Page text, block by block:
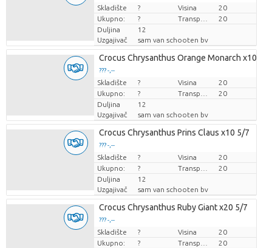
Cijena po komadu
Skladište ? Visina
20
Ukupno:
?
20
Duljina
12
Uzgajivač
sam van schooten bv
Crocus Chrysanthus Orange Monarch x10 5/7
??? -,--
Cijena po komadu
Skladište ? Visina
20
Ukupno:
?
20
Duljina
12
Uzgajivač
sam van schooten bv
Crocus Chrysanthus Prins Claus x10 5/7
??? -,--
Cijena po komadu
Skladište ? Visina
20
Ukupno:
?
20
Duljina
12
Uzgajivač
sam van schooten bv
Crocus Chrysanthus Ruby Giant x20 5/7
??? -,--
Cijena po komadu
Skladište ? Visina
20
Ukupno:
?
20